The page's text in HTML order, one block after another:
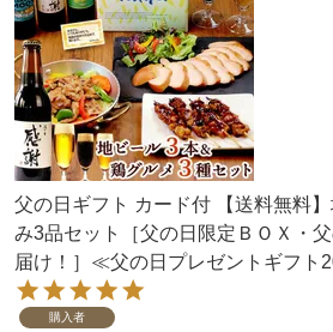
父の日ギフト カード付 【送料無料
み3品セット［父の日限定ＢＯＸ・
届け！］≪父の日プレゼントギフト
購入者